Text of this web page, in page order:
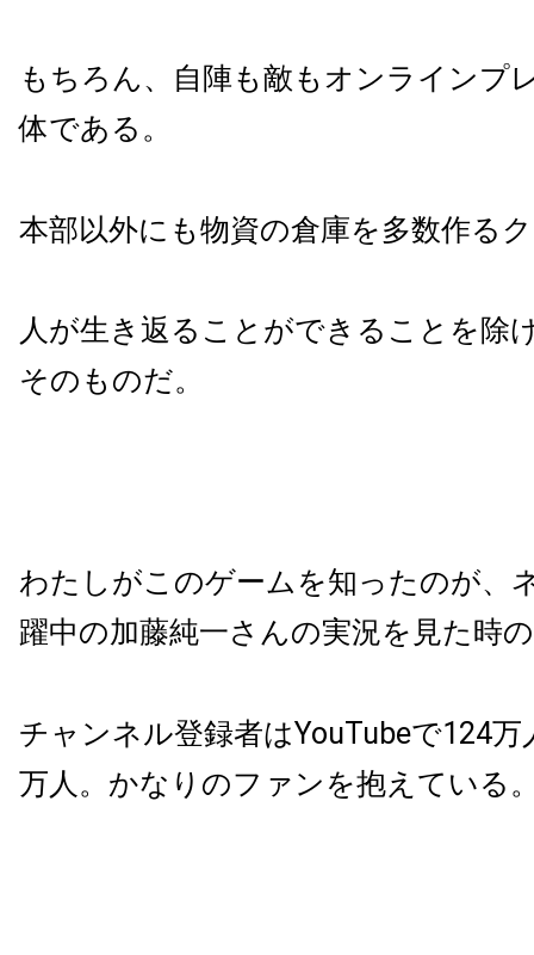
もちろん、自陣も敵もオンラインプ
体である。
本部以外にも物資の倉庫を多数作る
人が生き返ることができることを除
そのものだ。
わたしがこのゲームを知ったのが、
躍中の加藤純一さんの実況を見た時
チャンネル登録者はYouTubeで124
万人。かなりのファンを抱えている